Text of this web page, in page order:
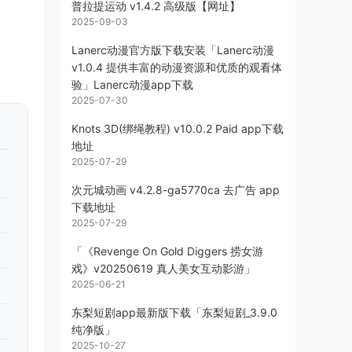
普拉提运动 v1.4.2 高级版【网址】
2025-09-03
Lanerc动漫官方版下载安装「Lanerc动漫
v1.0.4 提供丰富的动漫资源和优质的观看体
验」Lanerc动漫app下载
2025-07-30
Knots 3D(绑绳教程) v10.0.2 Paid app下载
地址
2025-07-29
次元城动画 v4.2.8-ga5770ca 去广告 app
下载地址
2025-07-29
「《Revenge On Gold Diggers 捞女游
戏》v20250619 真人美女互动影游」
2025-06-21
东梨短剧app最新版下载「东梨短剧_3.9.0
纯净版」
2025-10-27